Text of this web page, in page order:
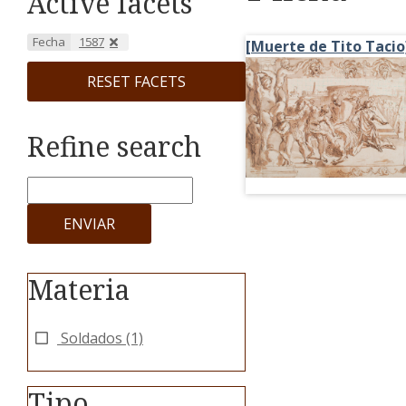
[Muerte de Tito
Fecha 1587
RESET FACETS
Refine search
ENVIAR
Materia
Soldados (1)